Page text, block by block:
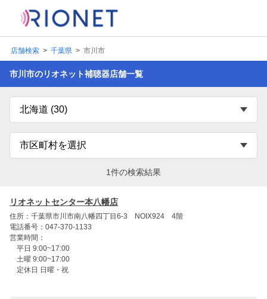
店舗検索 千葉県 市川市
市川市のリオネット補聴器店舗一覧
1件の検索結果
リオネットセンター本八幡店
住所：千葉県市川市南八幡四丁目6-3 NOIX924 4階
電話番号：047-370-1133
営業時間：
平日 9:00~17:00
土曜 9:00~17:00
定休日 日曜・祝